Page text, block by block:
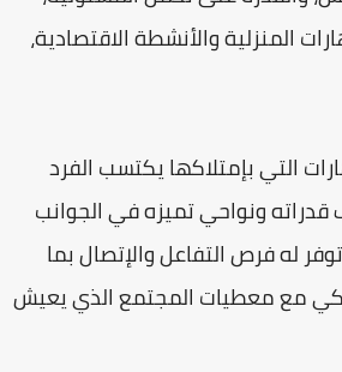
المنزلية والأنشطة الاقتصادية،
التي بإمتلاكها يكتسب الفرد
ونواحي تميزه في الجوانب
له فرص التفاعل والإتصال بما
مع معطيات المجتمع الذي يعيش